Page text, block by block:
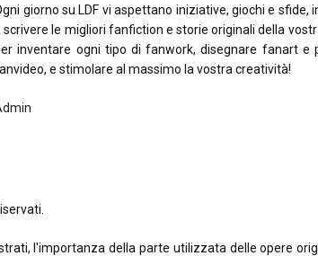
giorno su LDF vi aspettano iniziative, giochi e
scrivere le migliori fanfiction e storie originali della
inventare ogni tipo di fanwork, disegnare fanart e
e stimolare al massimo la vostra creatività!
l'importanza della parte utilizzata delle opere